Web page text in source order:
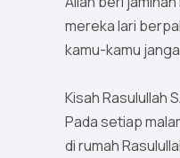
mereka lari
kamu-kamu
Kisah Rasulullah
Pada setiap
di rumah